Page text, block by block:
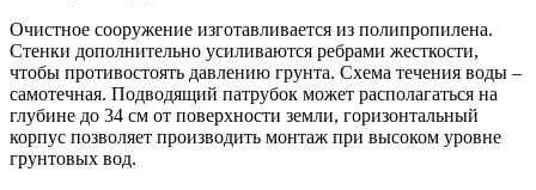
Очистное сооружение изготавливается из полипропилена.
Стенки дополнительно усиливаются ребрами жесткости,
чтобы противостоять давлению грунта. Схема течения воды –
самотечная. Подводящий патрубок может располагаться на
глубине до 34 см от поверхности земли, горизонтальный
корпус позволяет производить монтаж при высоком уровне
грунтовых вод.